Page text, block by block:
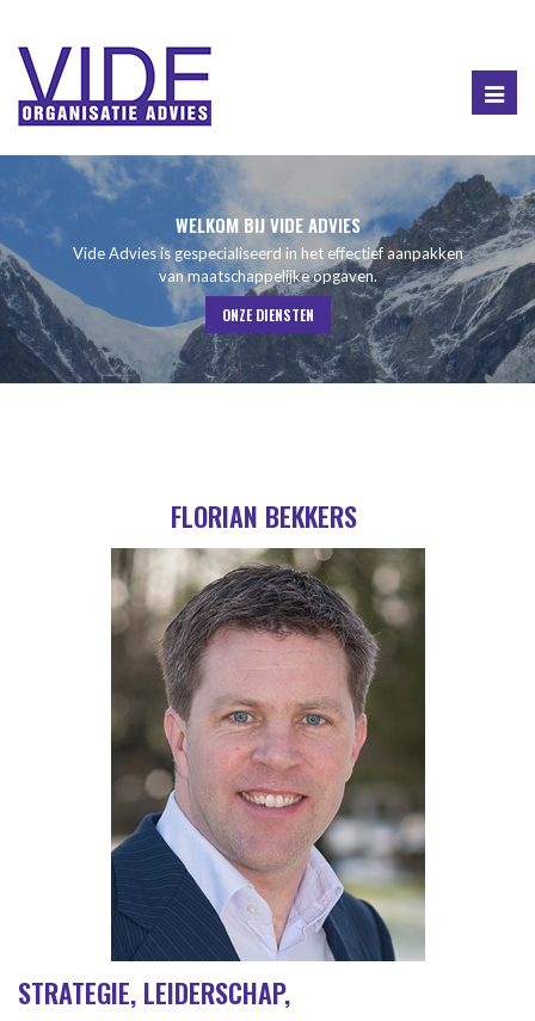
WELKOM BIJ VIDE ADVIES
Vide Advies is gespecialiseerd in het effectief aanpakken
van maatschappelijke opgaven.
ONZE DIENSTEN
FLORIAN BEKKERS
STRATEGIE, LEIDERSCHAP,